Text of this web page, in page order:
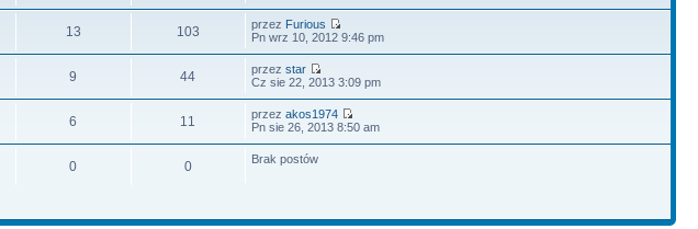
13 103 przez Furious
Pn wrz 10, 2012 9:46 pm
9 44 przezstar
Cz sie 22, 2013 3:09 pm
6 11 przezakos1974
Pn sie 26, 2013 8:50 am
0 0 Brak postów